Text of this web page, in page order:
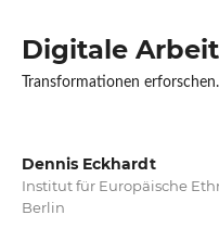
Digitale
Transformationen erforschen.
Dennis Eckhardt
Institut für Europäische
Berlin